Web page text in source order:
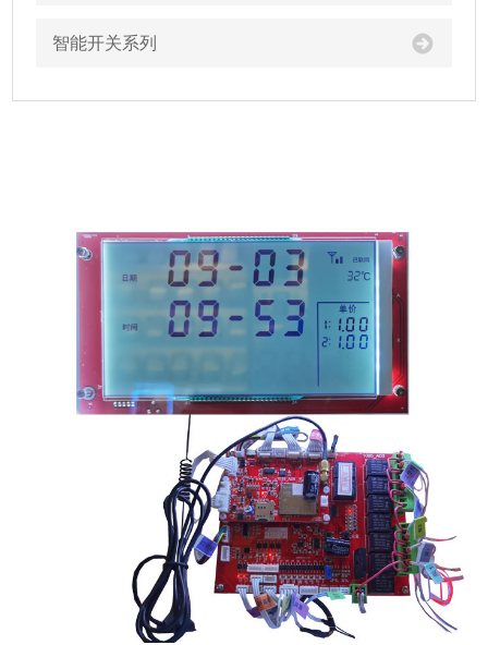
智能开关系列